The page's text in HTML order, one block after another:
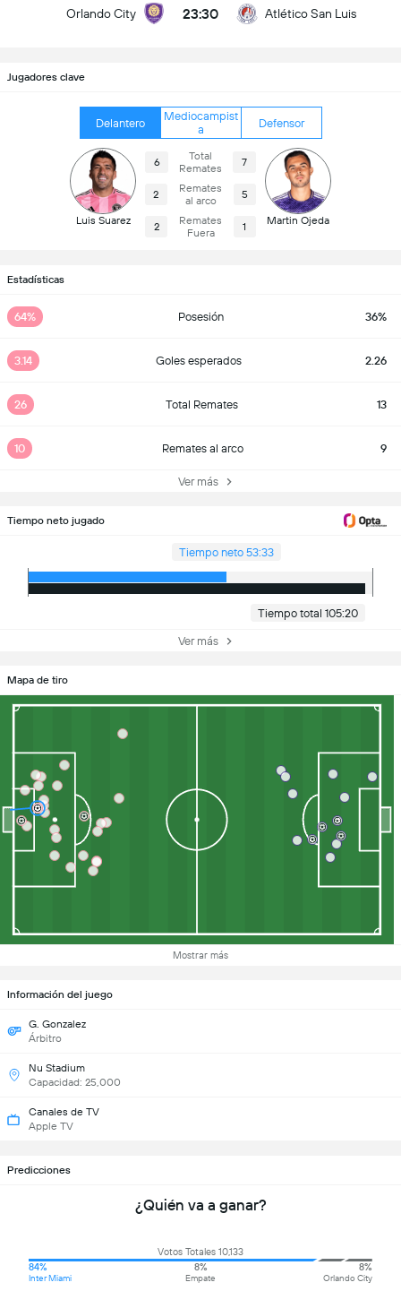
Orlando City 23:30 Atlético San Luis
Jugadores clave
Delantero
Mediocampist
a
Defensor
Luis Suarez
6
Total
Remates
7
2
Remates
al arco
5
2
Remates
Fuera
1 Martin Ojeda
Estadísticas
64% Posesión 36%
3.14 Goles esperados 2.26
26 Total Remates 13
10 Remates al arco 9
Ver más
Tiempo neto jugado
Tiempo neto 53:33
Tiempo total 105:20
Ver más
Mapa de tiro
Mostrar más
Información del juego
G. Gonzalez
Árbitro
Nu Stadium
Capacidad: 25,000
Canales de TV
Apple TV
Predicciones
¿Quién va a ganar?
Votos Totales 10,133
84%
Inter Miami
8%
Empate
8%
Orlando City